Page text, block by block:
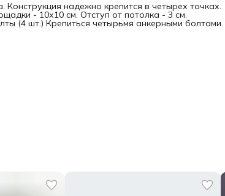
надежно крепится в четырех точках.
- 10х10 см. Отступ от потолка - 3 см.
(4 шт.) Крепиться четырьмя анкерными болтами.